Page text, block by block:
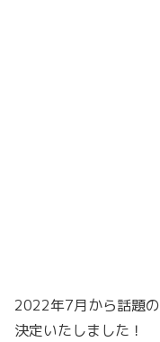
2022年7月から話題
決定いたしました！